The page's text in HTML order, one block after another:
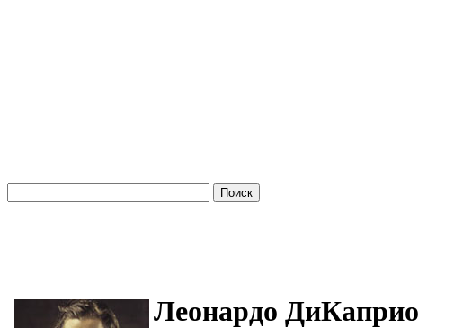
Леонардо ДиКаприо